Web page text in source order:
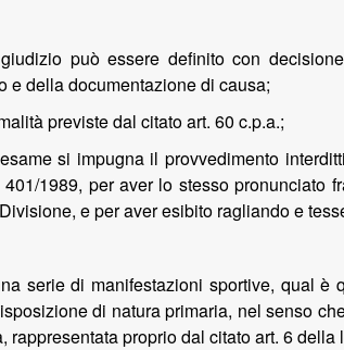
può essere definito con
e della documentazione di causa;
previste dal citato art. 60 c.p.a.;
si impugna il provvedimento
1989, per aver lo stesso
e per aver esibito ragliando e
serie di manifestazioni sportive, qual
di natura primaria, nel senso
rappresentata proprio dal citato art. 6 della